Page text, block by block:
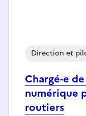
Chargé-e
numérique
routiers
Direction et